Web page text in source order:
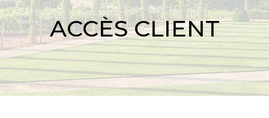
ACCÈS CLIENT